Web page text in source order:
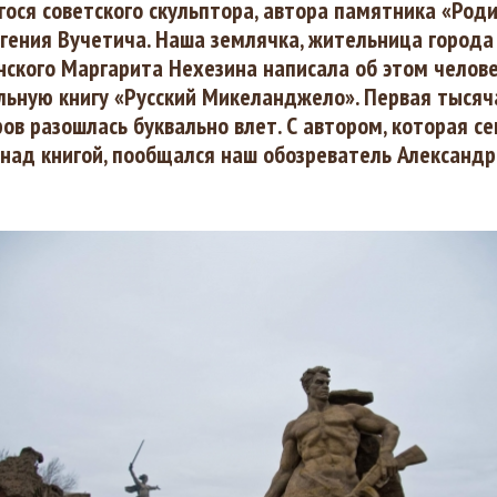
советского скульптора, автора памятника
Вучетича. Наша землячка, жительница города
Маргарита Нехезина написала об этом
книгу «Русский Микеланджело». Первая
разошлась буквально влет. С автором, которая
книгой, пообщался наш обозреватель Александр